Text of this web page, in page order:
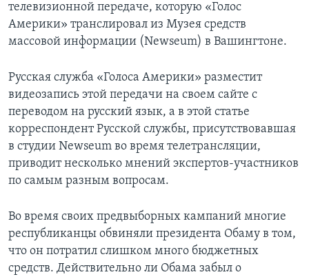
телевизионной передаче, которую «Голос
Америки» транслировал из Музея средств
массовой информации (Newseum) в Вашингтоне.
Русская служба «Голоса Америки» разместит
видеозапись этой передачи на своем сайте с
переводом на русский язык, а в этой статье
корреспондент Русской службы, присутствовавшая
в студии Newseum во время телетрансляции,
приводит несколько мнений экспертов-участников
по самым разным вопросам.
Во время своих предвыборных кампаний многие
республиканцы обвиняли президента Обаму в том,
что он потратил слишком много бюджетных
средств. Действительно ли Обама забыл о